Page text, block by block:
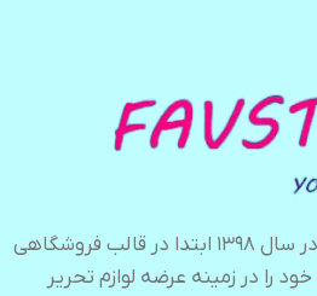
فروشگاه اینترنتی فیواستور در سال ۱۳۹۸ ابتدا در قالب فروشگاهی
را در زمینه عرضه لوازم تحریر